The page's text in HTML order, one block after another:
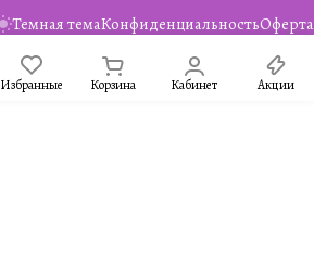
Темная темаКонфиденциальностьОферта
Избранные Корзина Кабинет Акции